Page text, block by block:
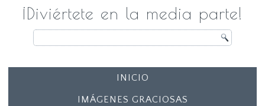
¡Diviértete en la media parte!
INICIO
IMÁGENES GRACIOSAS